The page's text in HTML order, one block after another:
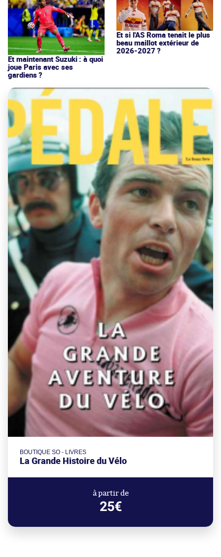
Et maintenant Suzuki : à quoi
joue Paris avec ses
gardiens ?
Et si l'AS Roma tenait le plus
beau maillot extérieur de
2026-2027 ?
BOUTIQUE SO - LIVRES
La Grande Histoire du Vélo
à partir de
25€